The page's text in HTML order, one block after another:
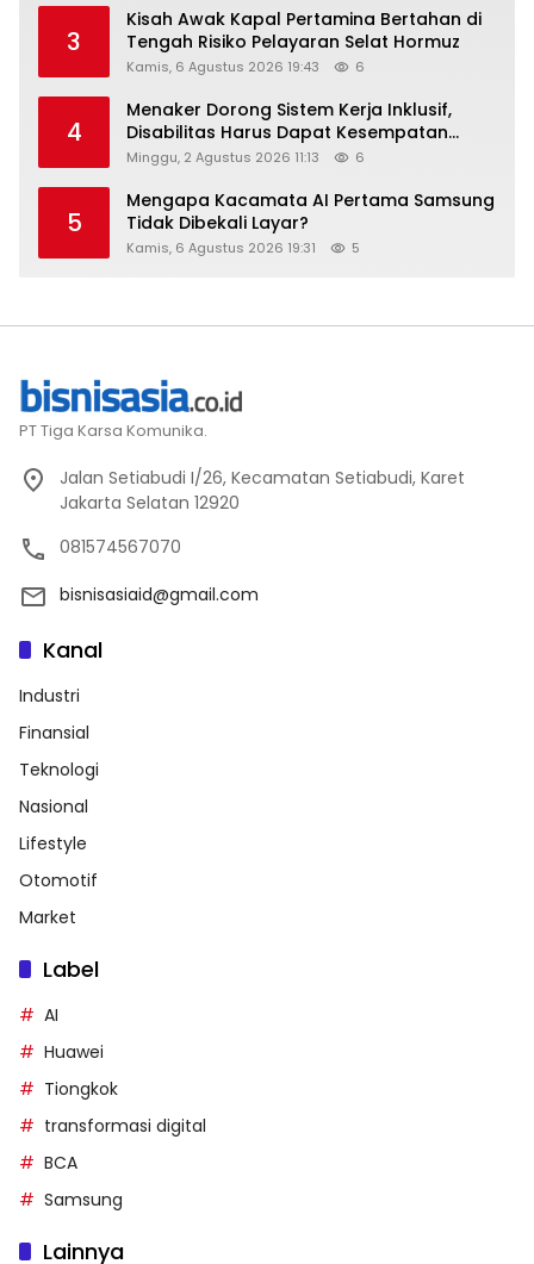
3
Kisah Awak Kapal Pertamina Bertahan di
Tengah Risiko Pelayaran Selat Hormuz
Kamis, 6 Agustus 2026 19:43 6
4
Menaker Dorong Sistem Kerja Inklusif,
Disabilitas Harus Dapat Kesempatan
Setara
Minggu, 2 Agustus 2026 11:13 6
5
Mengapa Kacamata AI Pertama Samsung
Tidak Dibekali Layar?
Kamis, 6 Agustus 2026 19:31 5
PT Tiga Karsa Komunika.
Jalan Setiabudi I/26, Kecamatan Setiabudi, Karet
Jakarta Selatan 12920
081574567070
bisnisasiaid@gmail.com
Kanal
Industri
Finansial
Teknologi
Nasional
Lifestyle
Otomotif
Market
Label
AI
Huawei
Tiongkok
transformasi digital
BCA
Samsung
Lainnya